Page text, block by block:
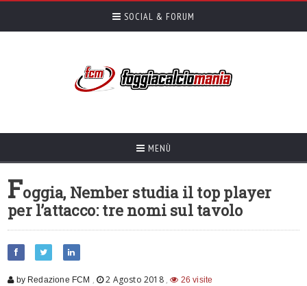
SOCIAL & FORUM
MENÙ
Foggia, Nember studia il top player
per l’attacco: tre nomi sul tavolo
by Redazione FCM , 2 Agosto 2018 , 26 visite